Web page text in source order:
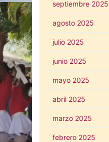
septiembre 2025
agosto 2025
julio 2025
junio 2025
mayo 2025
abril 2025
marzo 2025
febrero 2025